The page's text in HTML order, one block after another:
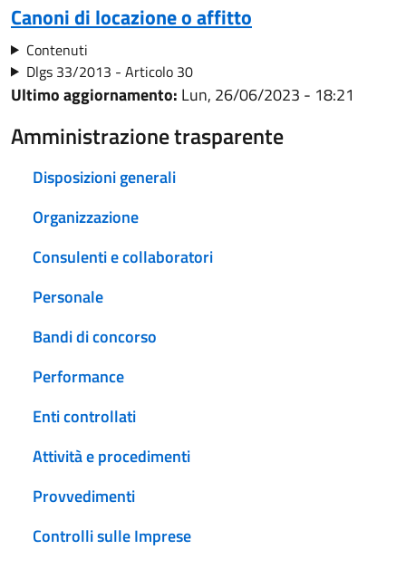
Canoni di locazione o affitto
Contenuti
Dlgs 33/2013 - Articolo 30
Ultimo aggiornamento: Lun, 26/06/2023 - 18:21
Amministrazione trasparente
Disposizioni generali
Organizzazione
Consulenti e collaboratori
Personale
Bandi di concorso
Performance
Enti controllati
Attività e procedimenti
Provvedimenti
Controlli sulle Imprese